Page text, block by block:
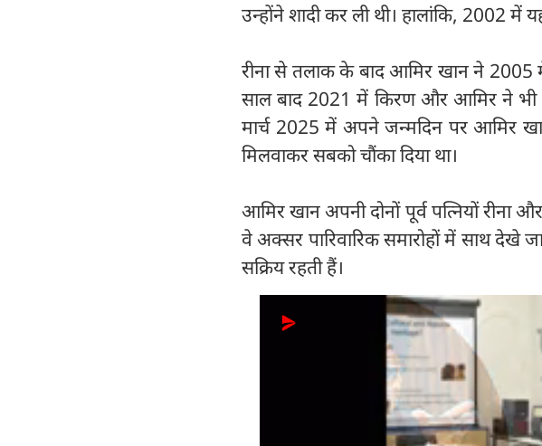
उन्होंने शादी कर ली थी। हालांकि, 2002 में
रीना से तलाक के बाद आमिर खान ने 2005
साल बाद 2021 में किरण और आमिर ने
मार्च 2025 में अपने जन्मदिन पर आमिर खान
मिलवाकर सबको चौंका दिया था।
आमिर खान अपनी दोनों पूर्व पत्नियों
वे अक्सर पारिवारिक समारोहों में साथ देखे
सक्रिय रहती हैं।